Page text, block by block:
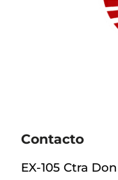
Contacto
EX-105 Ctra